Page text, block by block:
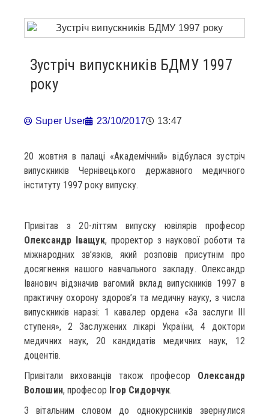
Зустріч випускників БДМУ 1997
року
Super User 23/10/2017 13:47
20 жовтня в палаці «Академічний» відбулася зустріч
випускників Чернівецького державного медичного
інституту 1997 року випуску.
Привітав з 20-літтям випуску ювілярів професор
Олександр Іващук, проректор з наукової роботи та
міжнародних зв’язків, який розповів присутнім про
досягнення нашого навчального закладу. Олександр
Іванович відзначив вагомий вклад випускників 1997 в
практичну охорону здоров’я та медичну науку, з числа
випускників наразі: 1 кавалер ордена «За заслуги ІІІ
ступеня», 2 Заслужених лікарі України, 4 доктори
медичних наук, 20 кандидатів медичних наук, 12
доцентів.
Привітали вихованців також професор Олександр
Волошин, професор Ігор Сидорчук.
З вітальним словом до однокурсників звернулися